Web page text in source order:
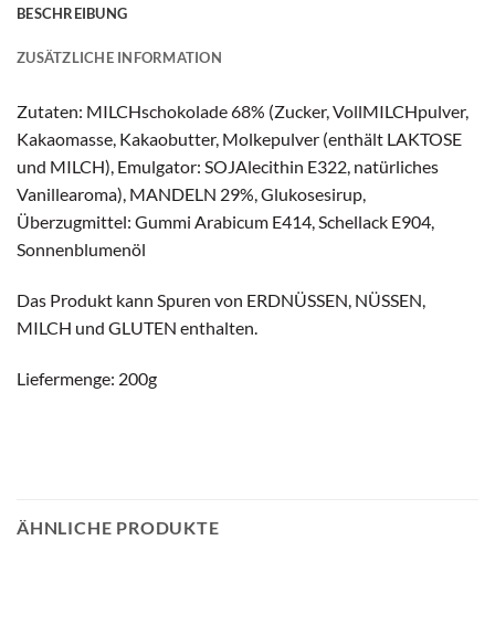
BESCHREIBUNG
ZUSÄTZLICHE INFORMATION
Zutaten: MILCHschokolade 68% (Zucker, VollMILCHpulver,
Kakaomasse, Kakaobutter, Molkepulver (enthält LAKTOSE
und MILCH), Emulgator: SOJAlecithin E322, natürliches
Vanillearoma), MANDELN 29%, Glukosesirup,
Überzugmittel: Gummi Arabicum E414, Schellack E904,
Sonnenblumenöl
Das Produkt kann Spuren von ERDNÜSSEN, NÜSSEN,
MILCH und GLUTEN enthalten.
Liefermenge: 200g
ÄHNLICHE PRODUKTE